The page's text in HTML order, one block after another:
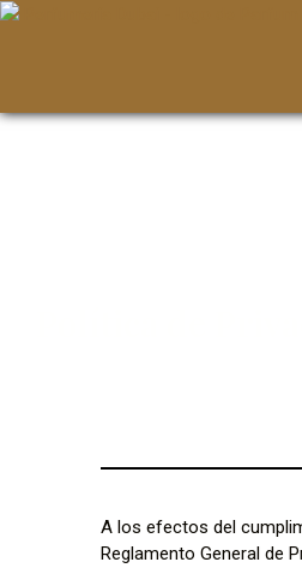
A los efectos del
Reglamento General de